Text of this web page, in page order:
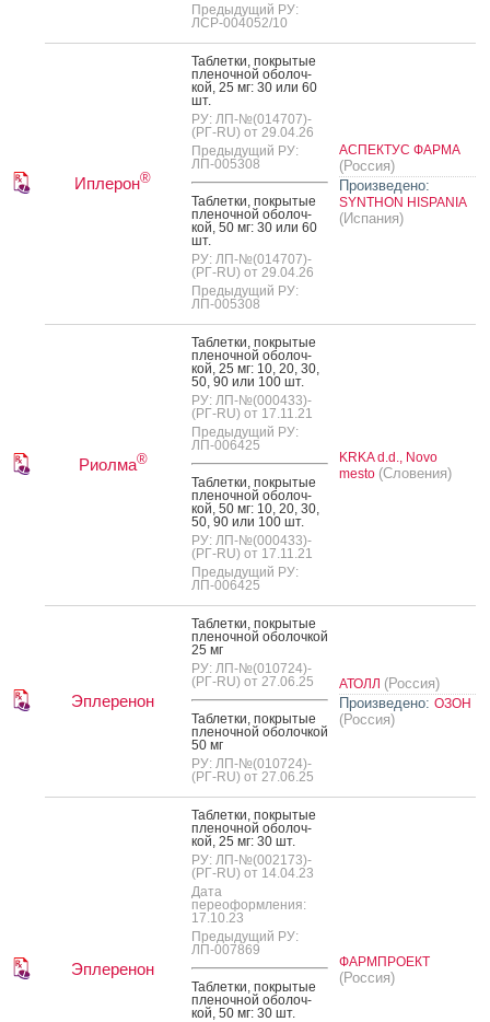
Предыдущий РУ:
ЛСР-004052/10
Иплерон®
Таб­летки, пок­ры­тые
пле­ноч­ной обо­лоч­
кой, 25 мг: 30 или 60
шт.
РУ: ЛП-№(014707)-
(РГ-RU) от 29.04.26
Предыдущий РУ:
ЛП-005308
Таб­летки, пок­ры­тые
пле­ноч­ной обо­лоч­
кой, 50 мг: 30 или 60
шт.
РУ: ЛП-№(014707)-
(РГ-RU) от 29.04.26
Предыдущий РУ:
ЛП-005308
АСПЕКТУС ФАРМА
(Россия)
Произведено:
SYNTHON HISPANIA
(Испания)
Риолма®
Таб­летки, пок­ры­тые
пле­ноч­ной обо­лоч­
кой, 25 мг: 10, 20, 30,
50, 90 или 100 шт.
РУ: ЛП-№(000433)-
(РГ-RU) от 17.11.21
Предыдущий РУ:
ЛП-006425
Таб­летки, пок­ры­тые
пле­ноч­ной обо­лоч­
кой, 50 мг: 10, 20, 30,
50, 90 или 100 шт.
РУ: ЛП-№(000433)-
(РГ-RU) от 17.11.21
Предыдущий РУ:
ЛП-006425
KRKA d.d., Novo
mesto (Словения)
Эплеренон
Таб­летки, пок­ры­тые
пле­ноч­ной обо­лоч­кой
25 мг
РУ: ЛП-№(010724)-
(РГ-RU) от 27.06.25
Таб­летки, пок­ры­тые
пле­ноч­ной обо­лоч­кой
50 мг
РУ: ЛП-№(010724)-
(РГ-RU) от 27.06.25
АТОЛЛ (Россия)
Произведено: ОЗОН
(Россия)
Эплеренон
Таб­летки, пок­ры­тые
пле­ноч­ной обо­лоч­
кой, 25 мг: 30 шт.
РУ: ЛП-№(002173)-
(РГ-RU) от 14.04.23
Дата
переоформления:
17.10.23
Предыдущий РУ:
ЛП-007869
Таб­летки, пок­ры­тые
пле­ноч­ной обо­лоч­
кой, 50 мг: 30 шт.
ФАРМПРОЕКТ
(Россия)